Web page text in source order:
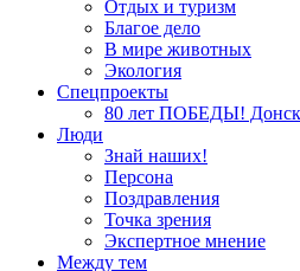
Отдых и туризм
Благое дело
В мире животных
Экология
Спецпроекты
80 лет ПОБЕДЫ!
Люди
Знай наших!
Персона
Поздравления
Точка зрения
Экспертное мнение
Между тем